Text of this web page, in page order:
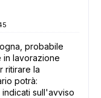
probabile
in lavorazione
ritirare la
potrà:
sull'avviso